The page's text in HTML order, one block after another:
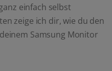
einfach selbst
zeige ich dir, wie du den
Samsung Monitor